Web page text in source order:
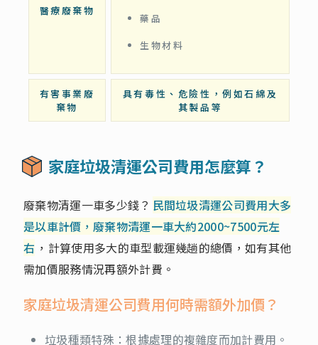
醫療廢棄物
藥品
生物材料
有害事業廢
棄物
具有毒性、危險性，例如石綿及
其製品等
家庭垃圾清運公司費用怎麼算？
廢棄物清運一車多少錢？ 民間垃圾清運公司費用大多
是以車計價，廢棄物清運一車大約2000~7500元左
右 ，計算使用多大的車型載運幾趟的總價，如有其他
需加價服務情況再額外計費。
家庭垃圾清運公司費用何時需額外加價？
垃圾種類特殊：根據處理的複雜度而加計費用。